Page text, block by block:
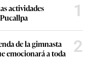
actividades
1
de la gimnasta
emocionará a toda
2